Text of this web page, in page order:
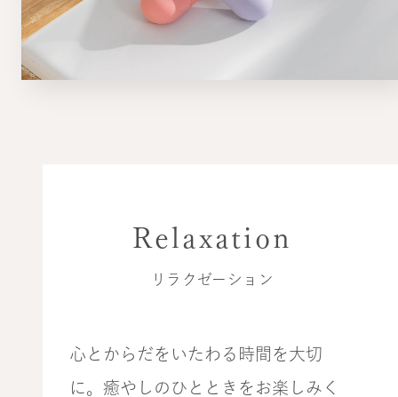
Relaxation
リラクゼーション
心とからだをいたわる時間を大切
に。癒やしのひとときをお楽しみく